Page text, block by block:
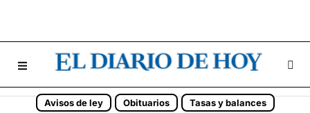
Avisos de ley Obituarios Tasas y balances